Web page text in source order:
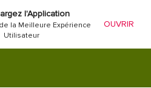
l'Application
la Meilleure Expérience
Utilisateur
OUVRIR